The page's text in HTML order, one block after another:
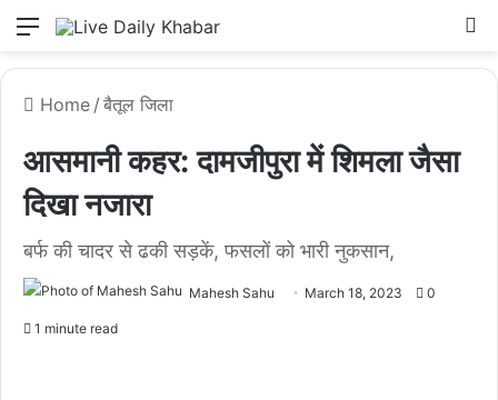
Menu
Home / बैतूल जिला
आसमानी कहर: दामजीपुरा में शिमला जैसा
दिखा नजारा
बर्फ की चादर से ढकी सड़कें, फसलों को भारी नुकसान,
Mahesh Sahu March 18, 2023 0
1 minute read